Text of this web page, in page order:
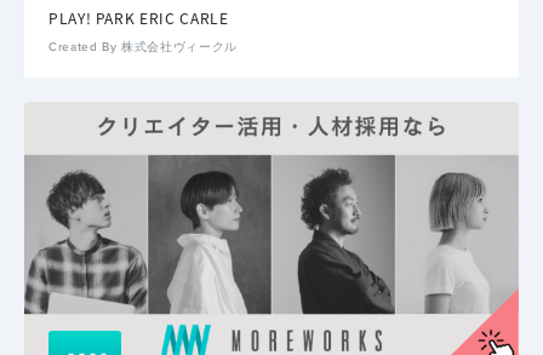
PLAY! PARK ERIC CARLE
Created By 株式会社ヴィークル